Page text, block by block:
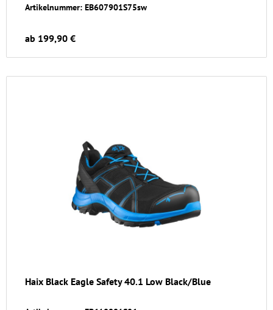
Artikelnummer: EB607901S75sw
ab 199,90 €
Haix Black Eagle Safety 40.1 Low Black/Blue